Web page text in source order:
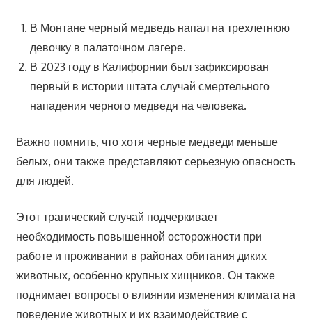
В Монтане черный медведь напал на трехлетнюю
девочку в палаточном лагере.
В 2023 году в Калифорнии был зафиксирован
первый в истории штата случай смертельного
нападения черного медведя на человека.
Важно помнить, что хотя черные медведи меньше
белых, они также представляют серьезную опасность
для людей.
Этот трагический случай подчеркивает
необходимость повышенной осторожности при
работе и проживании в районах обитания диких
животных, особенно крупных хищников. Он также
поднимает вопросы о влиянии изменения климата на
поведение животных и их взаимодействие с